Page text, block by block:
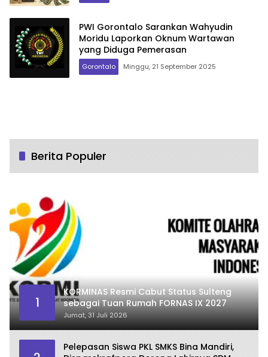
PWI Gorontalo Sarankan Wahyudin
Moridu Laporkan Oknum Wartawan
yang Diduga Pemerasan
Gorontalo Minggu, 21 September 2025
Berita Populer
1
KORMINAS Resmi Cabut Status Sulteng
sebagai Tuan Rumah FORNAS IX 2027
Jumat, 31 Juli 2026
Pelepasan Siswa PKL SMKS Bina Mandiri,